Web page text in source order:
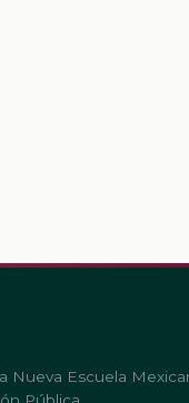
Nueva Escuela